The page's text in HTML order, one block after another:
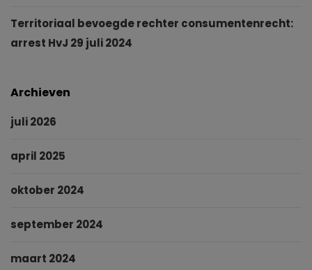
Territoriaal bevoegde rechter consumentenrecht:
arrest HvJ 29 juli 2024
Archieven
juli 2026
april 2025
oktober 2024
september 2024
maart 2024